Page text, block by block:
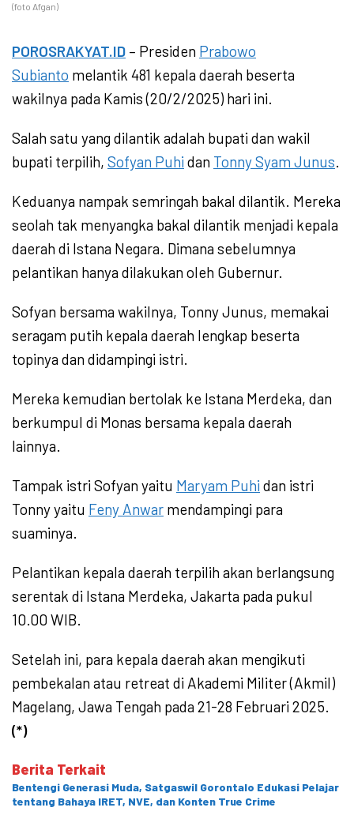
(foto Afgan)
POROSRAKYAT.ID – Presiden Prabowo
Subianto melantik 481 kepala daerah beserta
wakilnya pada Kamis (20/2/2025) hari ini.
Salah satu yang dilantik adalah bupati dan wakil
bupati terpilih, Sofyan Puhi dan Tonny Syam Junus.
Keduanya nampak semringah bakal dilantik. Mereka
seolah tak menyangka bakal dilantik menjadi kepala
daerah di Istana Negara. Dimana sebelumnya
pelantikan hanya dilakukan oleh Gubernur.
Sofyan bersama wakilnya, Tonny Junus, memakai
seragam putih kepala daerah lengkap beserta
topinya dan didampingi istri.
Mereka kemudian bertolak ke Istana Merdeka, dan
berkumpul di Monas bersama kepala daerah
lainnya.
Tampak istri Sofyan yaitu Maryam Puhi dan istri
Tonny yaitu Feny Anwar mendampingi para
suaminya.
Pelantikan kepala daerah terpilih akan berlangsung
serentak di Istana Merdeka, Jakarta pada pukul
10.00 WIB.
Setelah ini, para kepala daerah akan mengikuti
pembekalan atau retreat di Akademi Militer (Akmil)
Magelang, Jawa Tengah pada 21-28 Februari 2025.
(*)
Berita Terkait
Bentengi Generasi Muda, Satgaswil Gorontalo Edukasi Pelajar
tentang Bahaya IRET, NVE, dan Konten True Crime